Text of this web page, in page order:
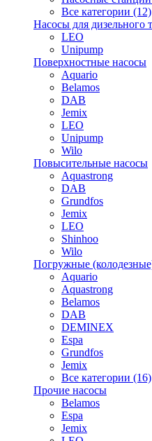
Все категории (12)
Насосы для дизельного
LEO
Unipump
Поверхностные насосы
Aquario
Belamos
DAB
Jemix
LEO
Unipump
Wilo
Повысительные насосы
Aquastrong
DAB
Grundfos
Jemix
LEO
Shinhoo
Wilo
Погружные
Aquario
Aquastrong
Belamos
DAB
DEMINEX
Espa
Grundfos
Jemix
Все категории (16)
Прочие насосы
Belamos
Espa
Jemix